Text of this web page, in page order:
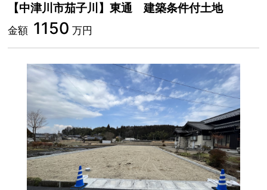
【中津川市茄子川】東通 建築条件付土地
金額 1150 万円